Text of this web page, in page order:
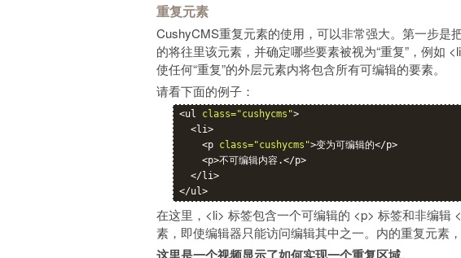
重复元素
CushyCMS重复元素的使用，可以非常强大。第一步是
的将往里该元素，并确定哪些要素被视为“重复”，例如
使任何“重复”的外层元素内将包含所有可编辑的要素。
请看下面的例子：
<ul class="cushycms">
  <li>
    <p
class="cushycms">变为可编辑的</p>
    <p>不可编辑内容.</p>
  </li>
在这里，<li> 标签包含一个可编辑的 <p> 标签和非编辑
素，即使编辑器只能访问编辑其中之一。内的重复元素